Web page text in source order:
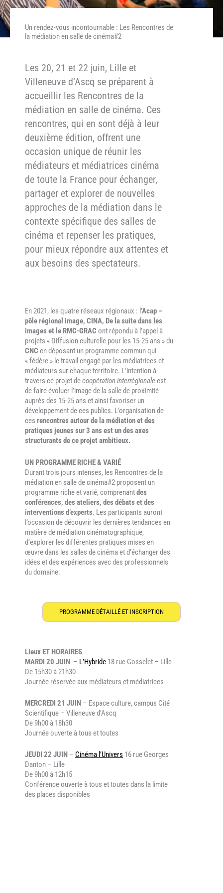
Un rendez-vous incontournable : Les Rencontres de
la médiation en salle de cinéma#2
Les 20, 21 et 22 juin, Lille et
Villeneuve d’Ascq se préparent à
accueillir les Rencontres de la
médiation en salle de cinéma. Ces
rencontres, qui en sont déjà à leur
deuxième édition, offrent une
occasion unique de réunir les
médiateurs et médiatrices cinéma
de toute la France pour échanger,
partager et explorer de nouvelles
approches de la médiation dans le
contexte spécifique des salles de
cinéma et repenser les pratiques,
pour mieux répondre aux attentes et
aux besoins des spectateurs.
En 2021, les quatre réseaux régionaux : l ’Acap –
pôle régional image, CINA, De la suite dans les
images et le RMC-GRAC ont répondu à l’appel à
projets « Diffusion culturelle pour les 15-25 ans » du
CNC en déposant un programme commun qui
« fédère » le travail engagé par les médiatrices et
médiateurs sur chaque territoire. L’intention à
travers ce projet decoopération interrégionaleest
de faire évoluer l’image de la salle de proximité
auprès des 15-25 ans et ainsi favoriser un
développement de ces publics. L’organisation de
ces rencontres autour de la médiation et des
pratiques jeunes sur 3 ans est un des axes
structurants de ce projet ambitieux.
UN PROGRAMME RICHE & VARIÉ
Durant trois jours intenses, les Rencontres de la
médiation en salle de cinéma#2 proposent un
programme riche et varié, comprenantdes
conférences, des ateliers, des débats et des
interventions d’experts. Les participants auront
l’occasion de découvrir les dernières tendances en
matière de médiation cinématographique,
d’explorer les différentes pratiques mises en
œuvre dans les salles de cinéma et d’échanger des
idées et des expériences avec des professionnels
du domaine.
PROGRAMME DÉTAILLÉ ET INSCRIPTION
Lieux ET HORAIRES
MARDI 20 JUIN – L’Hybride 18 rue Gosselet – Lille
De 15h30 à 21h30
Journée réservée aux médiateurs et médiatrices
MERCREDI 21 JUIN – Espace culture, campus Cité
Scientifique – Villeneuve d’Ascq
De 9h00 à 18h30
Journée ouverte à tous et toutes
JEUDI 22 JUIN – Cinéma l’Univers 16 rue Georges
Danton – Lille
De 9h00 à 12h15
Conférence ouverte à tous et toutes dans la limite
des places disponibles